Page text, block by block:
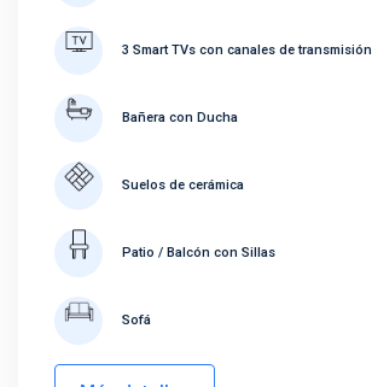
3 Smart TVs con canales de transmisión
Bañera con Ducha
Suelos de cerámica
Patio / Balcón con Sillas
Sofá